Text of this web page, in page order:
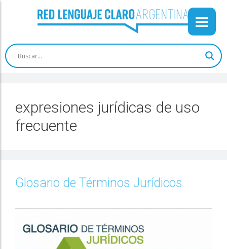
expresiones jurídicas de uso
frecuente
Glosario de Términos Jurídicos